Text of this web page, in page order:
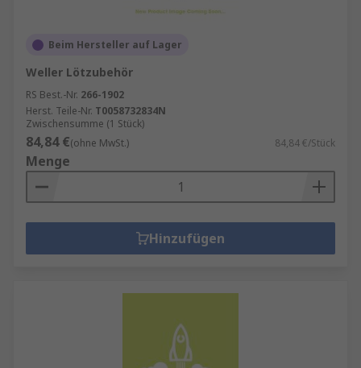
Beim Hersteller auf Lager
Weller Lötzubehör
RS Best.-Nr. 266-1902
Herst. Teile-Nr. T0058732834N
Zwischensumme (1 Stück)
84,84 €(ohne MwSt.) 84,84 €/Stück
Menge
Hinzufügen